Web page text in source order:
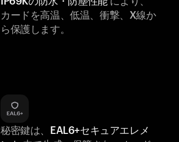
カードを高温、低温、衝撃、X線か
ら保護します。
秘密鍵は、 EAL6+セキュアエレメ